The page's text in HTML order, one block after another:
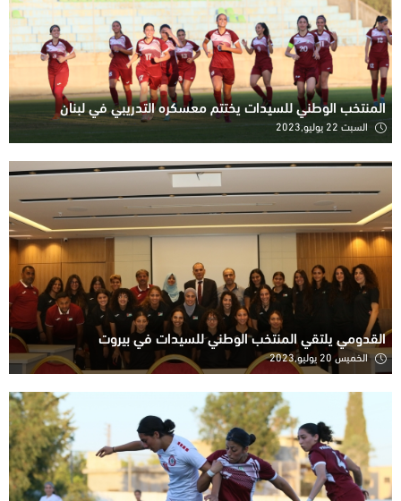
المنتخب الوطني للسيدات يختتم معسكره التدريبي في لبنان
السبت 22 يوليو,2023
القدومي يلتقي المنتخب الوطني للسيدات في بيروت
الخميس 20 يوليو,2023